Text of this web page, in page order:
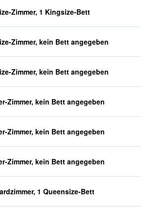
Zimmer, 1 Kingsize-Bett
Zimmer, kein Bett angegeben
Zimmer, kein Bett angegeben
Zimmer, kein Bett angegeben
Zimmer, kein Bett angegeben
Zimmer, kein Bett angegeben
1 Queensize-Bett